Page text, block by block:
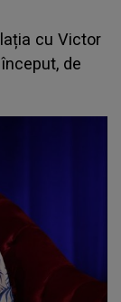
cu Victor